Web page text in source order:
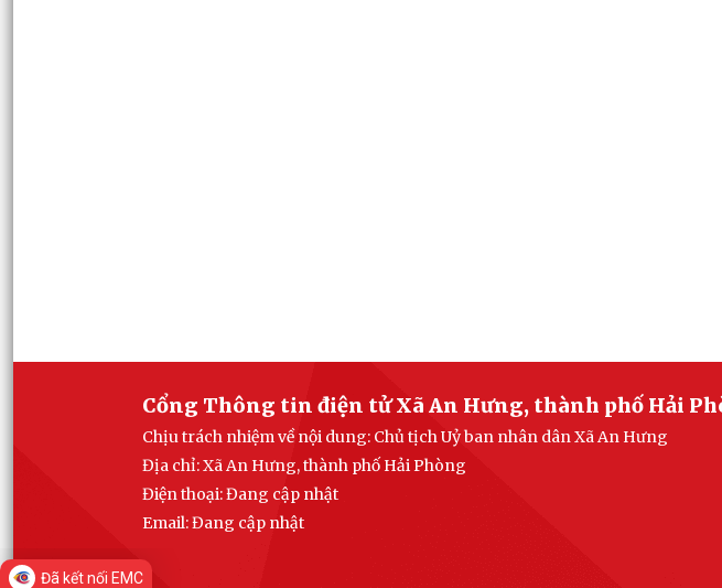
Cổng Thông tin điện tử Xã An Hưng, thành phố Hải
Chịu trách nhiệm về nội dung: Chủ tịch Uỷ ban nhân dân Xã An Hưng
Địa chỉ: Xã An Hưng, thành phố Hải Phòng
Điện thoại: Đang cập nhật
Email:Đang cập nhật
Đã kết nối EMC